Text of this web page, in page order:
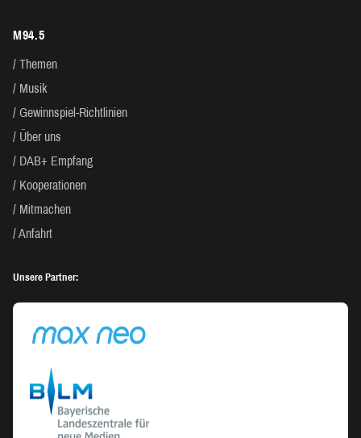
M94.5
Themen
Musik
Gewinnspiel-Richtlinien
Über uns
DAB+ Empfang
Kooperationen
Mitmachen
Anfahrt
Unsere Partner: